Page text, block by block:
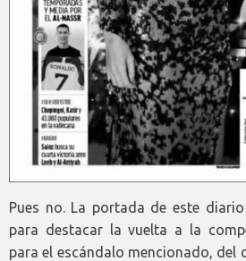
Pues no. La portada de este
para destacar la vuelta a la
para el escándalo mencionado, del